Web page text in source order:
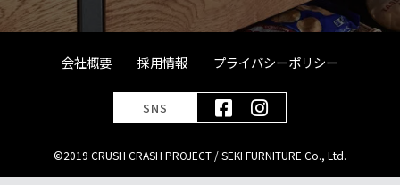
会社概要 採用情報 プライバシーポリシー
SNS
©2019 CRUSH CRASH PROJECT / SEKI FURNITURE Co., Ltd.